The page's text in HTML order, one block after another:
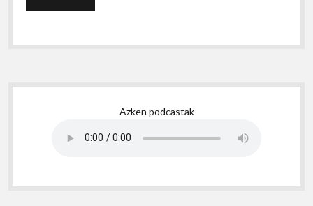
Sidebar
Azken podcastak